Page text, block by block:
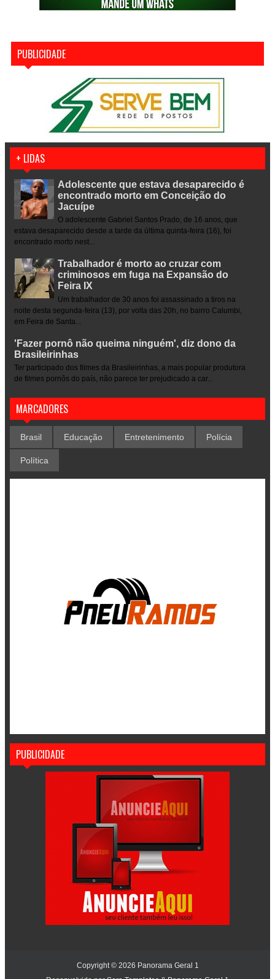
PUBLICIDADE
+ LIDAS
Adolescente que estava desaparecido é
encontrado morto em Conceição do
Jacuípe
O adolescente Gabriel Santos Prado, de 16 anos, que
estava desaparecido desde a tarde da última quinta-feira (16), foi
encontrado morto nest...
Trabalhador é morto ao cruzar com
criminosos em fuga na Expansão do
Feira IX
Um trabalhador de 30 anos foi assassinado a tiros na
noite desta segunda-feira (13), por volta das 20h, no bairro Calumbi,
em Feira de Santa...
'Fazer pornô não queima ninguém', diz dono da
Brasileirinhas
Ter participado dos filmes da Brasileirinhas, a mais popular produtora
de filmes pornôs do país, não parece ter prejudicado a car...
MARCADORES
Brasil Educação Entretenimento Polícia
Política
PUBLICIDADE
Copyright © 2026 Panorama Geral 1